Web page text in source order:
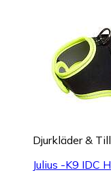
Djurkläder &
Julius -K9 IDC